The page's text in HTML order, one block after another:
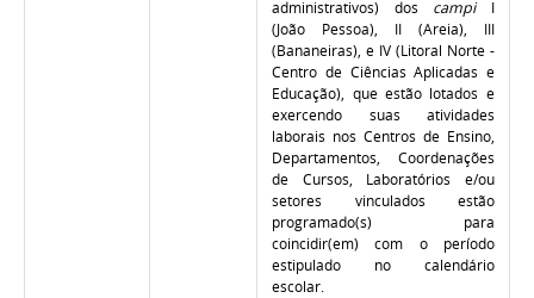
administrativos) dos campiI
(João Pessoa), II (Areia), III
(Bananeiras), e IV (Litoral Norte -
Centro de Ciências Aplicadas e
Educação), que estão lotados e
exercendo suas atividades
laborais nos Centros de Ensino,
Departamentos, Coordenações
de Cursos, Laboratórios e/ou
setores vinculados estão
programado(s) para
coincidir(em) com o período
estipulado no calendário
escolar.